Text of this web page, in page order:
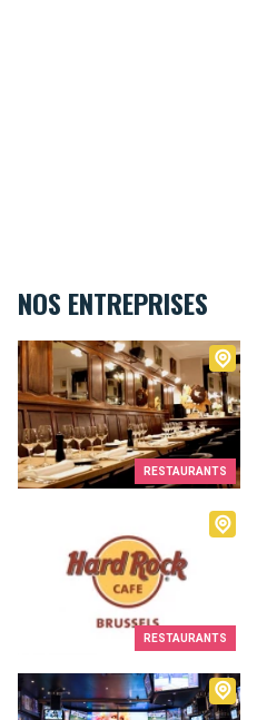
NOS ENTREPRISES
RESTAURANTS
Au Stekerlapatte
RESTAURANTS
Hard Rock Cafe Bruxelles
The Big Game